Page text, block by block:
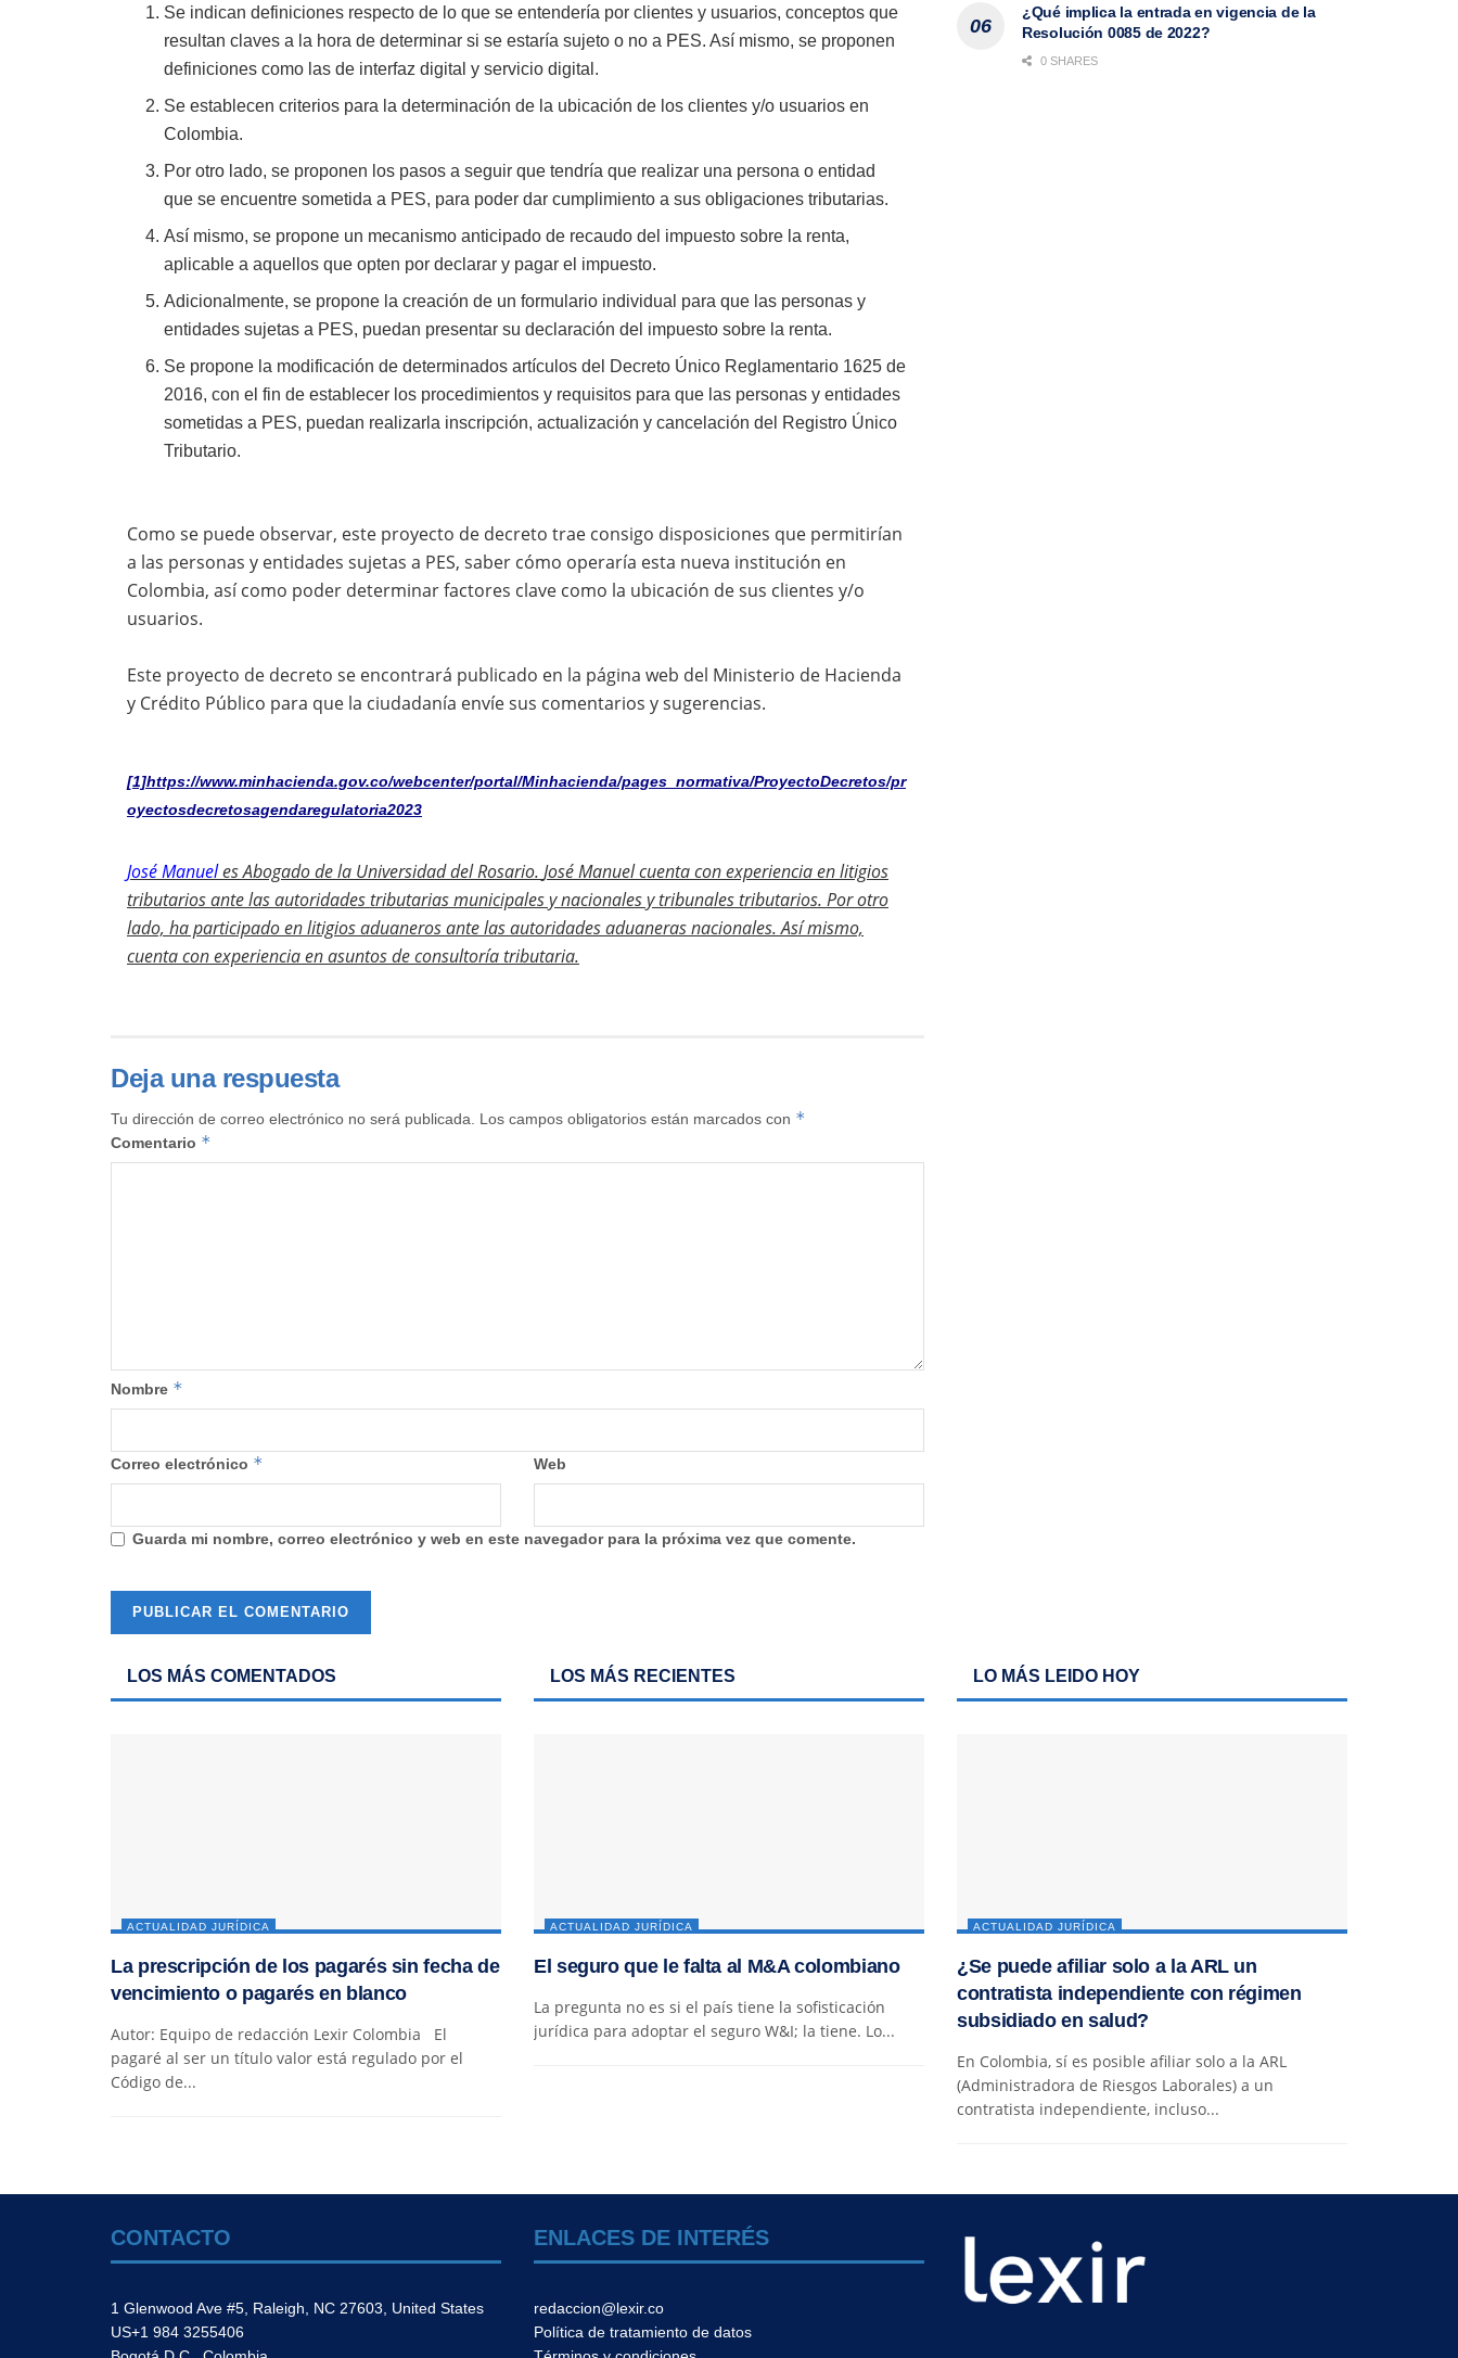
Se indican definiciones respecto de lo que se entendería por clientes y usuarios, conceptos que
resultan claves a la hora de determinar si se estaría sujeto o no a PES. Así mismo, se proponen
definiciones como las de interfaz digital y servicio digital.
Se establecen criterios para la determinación de la ubicación de los clientes y/o usuarios en
Colombia.
Por otro lado, se proponen los pasos a seguir que tendría que realizar una persona o entidad
que se encuentre sometida a PES, para poder dar cumplimiento a sus obligaciones tributarias.
Así mismo, se propone un mecanismo anticipado de recaudo del impuesto sobre la renta,
aplicable a aquellos que opten por declarar y pagar el impuesto.
Adicionalmente, se propone la creación de un formulario individual para que las personas y
entidades sujetas a PES, puedan presentar su declaración del impuesto sobre la renta.
Se propone la modificación de determinados artículos del Decreto Único Reglamentario 1625 de
2016, con el fin de establecer los procedimientos y requisitos para que las personas y entidades
sometidas a PES, puedan realizarla inscripción, actualización y cancelación del Registro Único
Tributario.
Como se puede observar, este proyecto de decreto trae consigo disposiciones que permitirían
a las personas y entidades sujetas a PES, saber cómo operaría esta nueva institución en
Colombia, así como poder determinar factores clave como la ubicación de sus clientes y/o
usuarios.
Este proyecto de decreto se encontrará publicado en la página web del Ministerio de Hacienda
y Crédito Público para que la ciudadanía envíe sus comentarios y sugerencias.
[1]https://www.minhacienda.gov.co/webcenter/portal/Minhacienda/pages_normativa/ProyectoDecretos/pr
oyectosdecretosagendaregulatoria2023
José Manueles Abogado de la Universidad del Rosario. José Manuel cuenta con experiencia en litigios
tributarios ante las autoridades tributarias municipales y nacionales y tribunales tributarios. Por otro
lado, ha participado en litigios aduaneros ante las autoridades aduaneras nacionales. Así mismo,
cuenta con experiencia en asuntos de consultoría tributaria.
Deja una respuesta
Tu dirección de correo electrónico no será publicada. Los campos obligatorios están marcados con *
Comentario *
Nombre *
Correo electrónico * Web
Guarda mi nombre, correo electrónico y web en este navegador para la próxima vez que comente.
¿Qué implica la entrada en vigencia de la
Resolución 0085 de 2022?
0 SHARES
LOS MÁS COMENTADOS
ACTUALIDAD JURÍDICA
La prescripción de los pagarés sin fecha de
vencimiento o pagarés en blanco
Autor: Equipo de redacción Lexir Colombia El
pagaré al ser un título valor está regulado por el
Código de...
LOS MÁS RECIENTES
ACTUALIDAD JURÍDICA
El seguro que le falta al M&A colombiano
La pregunta no es si el país tiene la sofisticación
jurídica para adoptar el seguro W&I; la tiene. Lo...
LO MÁS LEIDO HOY
ACTUALIDAD JURÍDICA
¿Se puede afiliar solo a la ARL un
contratista independiente con régimen
subsidiado en salud?
En Colombia, sí es posible afiliar solo a la ARL
(Administradora de Riesgos Laborales) a un
contratista independiente, incluso...
CONTACTO
1 Glenwood Ave #5, Raleigh, NC 27603, United States
US+1 984 3255406
ENLACES DE INTERÉS
redaccion@lexir.co
Política de tratamiento de datos